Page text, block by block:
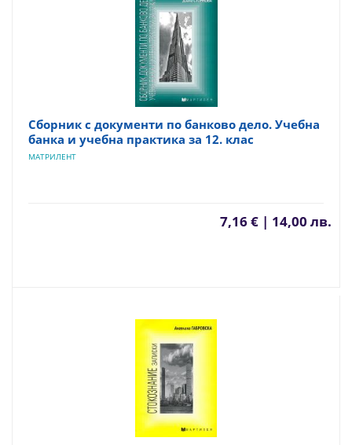
Сборник с документи по банково дело. Учебна
банка и учебна практика за 12. клас
МАТРИЛЕНТ
7,16 € | 14,00 лв.